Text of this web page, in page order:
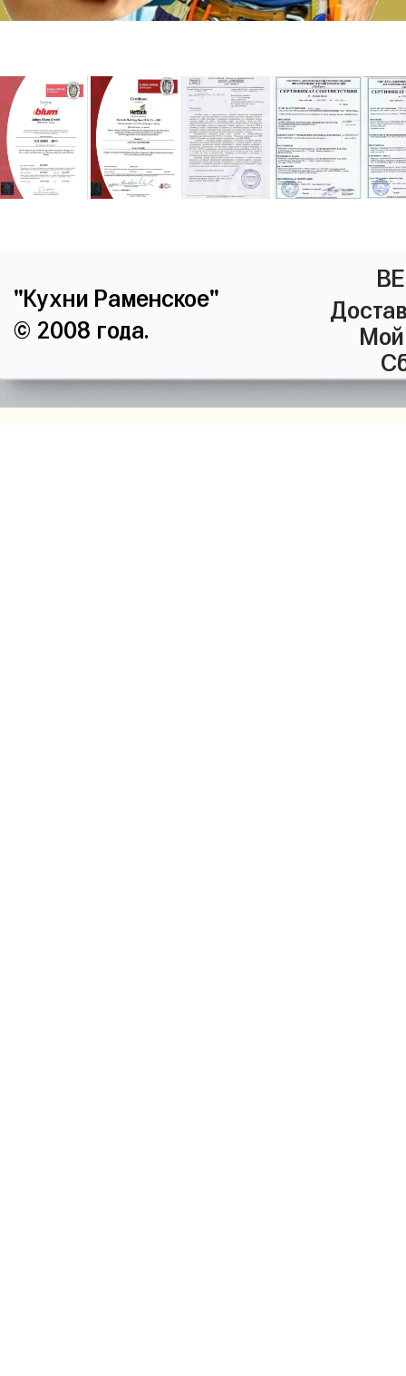
"Кухни Раменское"
© 2008 года.